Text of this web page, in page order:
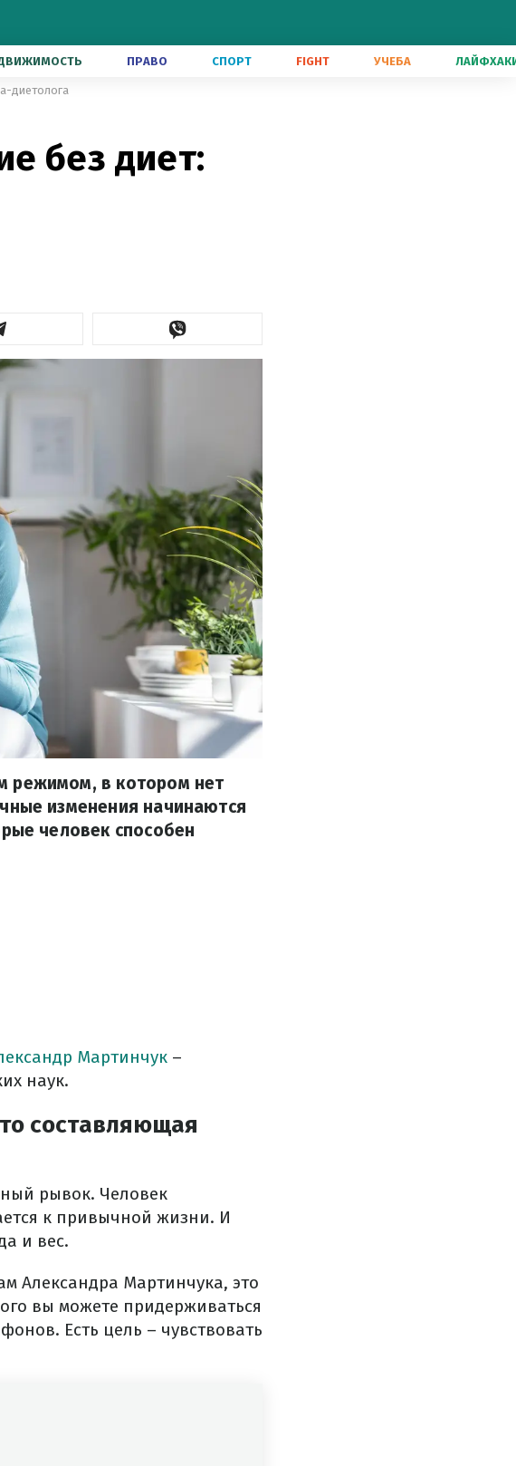
ПРАВО СПОРТ FIGHT УЧЕБА
диетолога
без диет:
режимом, в котором нет
изменения начинаются
человек способен
Мартинчук –
наук.
составляющая
рывок. Человек
к привычной жизни. И
и вес.
Александра Мартинчука, это
вы можете придерживаться
Есть цель – чувствовать